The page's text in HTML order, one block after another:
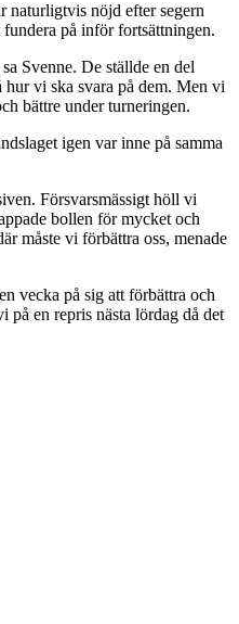
naturligtvis nöjd efter segern
på inför fortsättningen.
Svenne. De ställde en del
vi ska svara på dem. Men vi
bättre under turneringen.
igen var inne på samma
Försvarsmässigt höll vi
bollen för mycket och
måste vi förbättra oss, menade
vecka på sig att förbättra och
på en repris nästa lördag då det